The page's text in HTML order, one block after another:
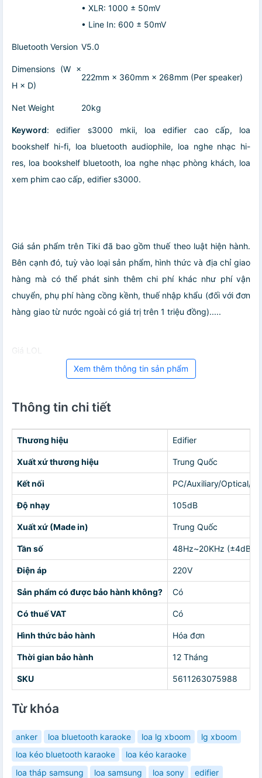
• XLR: 1000 ± 50mV
• Line In: 600 ± 50mV
Bluetooth Version V5.0
Dimensions (W ×
H × D)
222mm × 360mm × 268mm (Per speaker)
Net Weight 20kg
Keyword: edifier s3000 mkii, loa edifier cao cấp, loa
bookshelf hi-fi, loa bluetooth audiophile, loa nghe nhạc hi-
res, loa bookshelf bluetooth, loa nghe nhạc phòng khách, loa
xem phim cao cấp, edifier s3000.
Giá sản phẩm trên Tiki đã bao gồm thuế theo luật hiện hành.
Bên cạnh đó, tuỳ vào loại sản phẩm, hình thức và địa chỉ giao
hàng mà có thể phát sinh thêm chi phí khác như phí vận
chuyển, phụ phí hàng cồng kềnh, thuế nhập khẩu (đối với đơn
hàng giao từ nước ngoài có giá trị trên 1 triệu đồng).....
Giá LOL
Xem thêm thông tin sản phẩm
Thông tin chi tiết
Thương hiệu Edifier
Xuất xứ thương hiệu Trung Quốc
Kết nối PC/Auxiliary/Optical/
Độ nhạy 105dB
Xuất xứ (Made in) Trung Quốc
Tần số 48Hz~20KHz (±4dB)
Điện áp 220V
Sản phẩm có được bảo hành không? Có
Có thuế VAT Có
Hình thức bảo hành Hóa đơn
Thời gian bảo hành 12 Tháng
SKU 5611263075988
Từ khóa
anker loa bluetooth karaoke loa lg xboom
lg xboom
loa kéo bluetooth karaoke
loa kéo karaoke
loa tháp samsung
loa samsung loa sony
edifier